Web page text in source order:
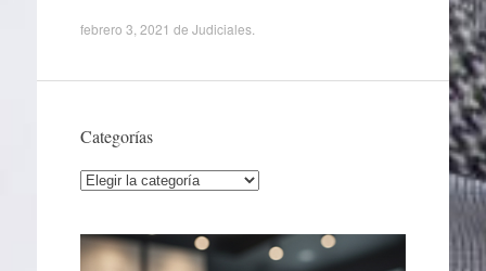
febrero 3, 2021 de Judiciales.
Categorías
Categorías